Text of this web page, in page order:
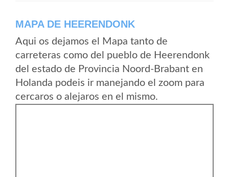
MAPA DE HEERENDONK
Aqui os dejamos el Mapa tanto de
carreteras como del pueblo de Heerendonk
del estado de Provincia Noord-Brabant en
Holanda podeis ir manejando el zoom para
cercaros o alejaros en el mismo.